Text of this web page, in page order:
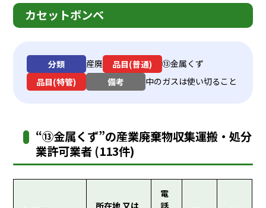
カセットボンベ
分類 産廃 品目(普通)
⑬金属くず
品目(特管)
備考 中のガスは使い切ること
“⑬金属くず”の産業廃棄物収集運搬・処分
業許可業者 (113件)
電